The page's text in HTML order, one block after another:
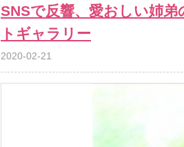
SNSで反響、愛おしい姉
トギャラリー
2020-02-21